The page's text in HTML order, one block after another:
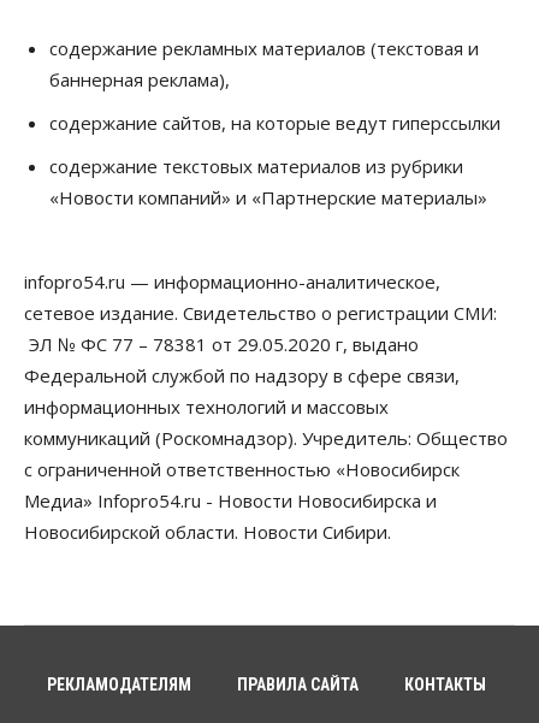
заключили под стражу
07 Августа 2026, 10:15
Общество
Новосибирской области, но режима ЧС не будет
07 Августа 2026, 10:00
выстраивают системы защиты от атак БПЛА
07 Августа 2026, 09:00
По «Сибэлектротерму» выдали исполнительные
листы на полмиллиарда рублей
07 Августа 2026, 08:00
Бизнес Власть Медицина Общество
Искусственный интеллект предлагают
привлекать к разработке новых лекарств в
России
рублей
содержание рекламных материалов (текстовая и
баннерная реклама),
содержание сайтов, на которые ведут гиперссылки
содержание текстовых материалов из рубрики
«Новости компаний» и «Партнерские материалы»
infopro54.ru — информационно-аналитическое,
сетевое издание. Свидетельство о регистрации СМИ:
ЭЛ № ФС 77 – 78381 от 29.05.2020 г, выдано
Федеральной службой по надзору в сфере связи,
информационных технологий и массовых
коммуникаций (Роскомнадзор). Учредитель: Общество
с ограниченной ответственностью «Новосибирск
Медиа» Infopro54.ru - Новости Новосибирска и
Новосибирской области. Новости Сибири.
РЕКЛАМОДАТЕЛЯМ ПРАВИЛА САЙТА КОНТАКТЫ